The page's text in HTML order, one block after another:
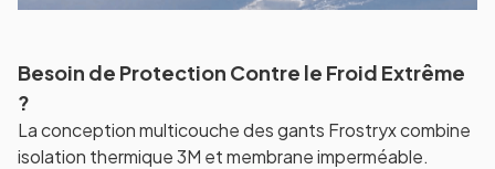
Besoin de Protection Contre le Froid Extrême
?
La conception multicouche des gants Frostryx combine
isolation thermique 3M et membrane imperméable.